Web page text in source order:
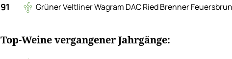
91 Grüner Veltliner Wagram DAC Ried Brenner
Top-Weine vergangener Jahrgänge: